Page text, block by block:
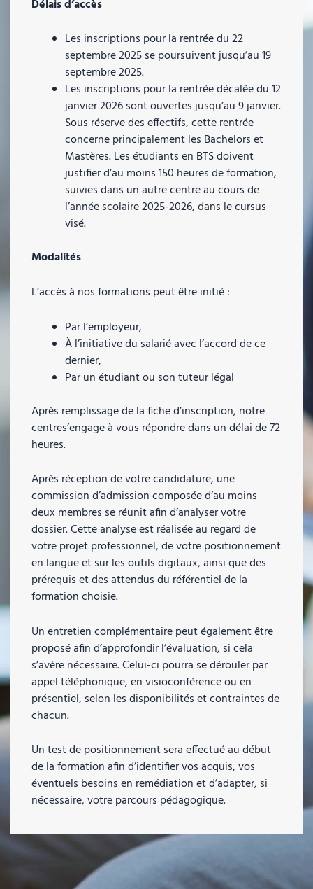
Délais d’accès
Les inscriptions pour la rentrée du 22
septembre 2025 se poursuivent jusqu’au 19
septembre 2025.
Les inscriptions pour la rentrée décalée du 12
janvier 2026 sont ouvertes jusqu’au 9 janvier.
Sous réserve des effectifs, cette rentrée
concerne principalement les Bachelors et
Mastères. Les étudiants en BTS doivent
justifier d’au moins 150 heures de formation,
suivies dans un autre centre au cours de
l’année scolaire 2025-2026, dans le cursus
visé.
Modalités
L’accès à nos formations peut être initié :
Par l’employeur,
À l’initiative du salarié avec l’accord de ce
dernier,
Par un étudiant ou son tuteur légal
Après remplissage de la fiche d’inscription, notre
centres’engage à vous répondre dans un délai de 72
heures.
Après réception de votre candidature, une
commission d’admission composée d’au moins
deux membres se réunit afin d’analyser votre
dossier. Cette analyse est réalisée au regard de
votre projet professionnel, de votre positionnement
en langue et sur les outils digitaux, ainsi que des
prérequis et des attendus du référentiel de la
formation choisie.
Un entretien complémentaire peut également être
proposé afin d’approfondir l’évaluation, si cela
s’avère nécessaire. Celui-ci pourra se dérouler par
appel téléphonique, en visioconférence ou en
présentiel, selon les disponibilités et contraintes de
chacun.
Un test de positionnement sera effectué au début
de la formation afin d’identifier vos acquis, vos
éventuels besoins en remédiation et d’adapter, si
nécessaire, votre parcours pédagogique.